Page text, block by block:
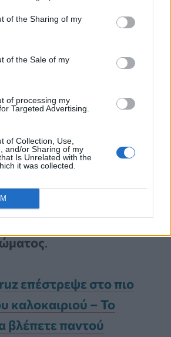
of the Sharing of my
of the Sale of my
of processing my
Targeted Advertising.
of Collection, Use,
and/or Sharing of my
Is Unrelated with the
it was collected.
ξεκάθαρα
το κούρεμα
νακινούνται φυσικά
τις άκρες από το να
ή αυστηρά κομμένες.
αναμειγνύονται
να
,χωρίς εμφανή σημεία
.
επέστρεψε στο πιο
καλοκαιριού – Το
βλέπετε παντού